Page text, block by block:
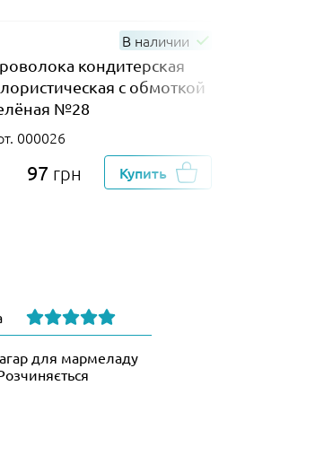
В наличии
кондитерская
с обмоткой
№28
000026
97 грн Купить
для мармеладу